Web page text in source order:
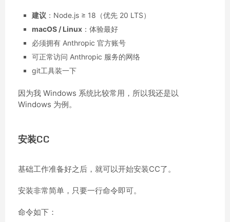
建议 ：Node.js ≥ 18（优先 20 LTS）
macOS / Linux：体验最好
必须拥有 Anthropic 官方账号
可正常访问 Anthropic 服务的网络
git工具装一下
因为我 Windows 系统比较常用，所以我还是以
Windows 为例。
安装CC
基础工作准备好之后，就可以开始安装CC了。
安装非常简单，只要一行命令即可。
命令如下：